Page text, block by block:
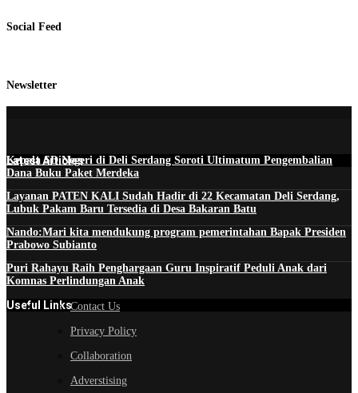
Social Feed
Newsletter
Latest Articles
Kepala SD Negeri di Deli Serdang Soroti Ultimatum Pengembalian
Dana Buku Paket Merdeka
Layanan PATEN KALI Sudah Hadir di 22 Kecamatan Deli Serdang,
Lubuk Pakam Baru Tersedia di Desa Bakaran Batu
Nando:Mari kita mendukung program pemerintahan Bapak Presiden
Prabowo Subianto
Puri Rahayu Raih Penghargaan Guru Inspiratif Peduli Anak dari
Komnas Perlindungan Anak
Useful LinksContact Us
Privacy Policy
Collaboration
Adverstising